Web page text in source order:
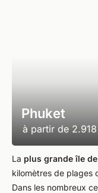
Phuket
à partir de
La plus grande île
kilomètres de plages
Dans les nombreux